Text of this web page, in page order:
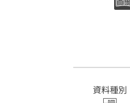
資料種別